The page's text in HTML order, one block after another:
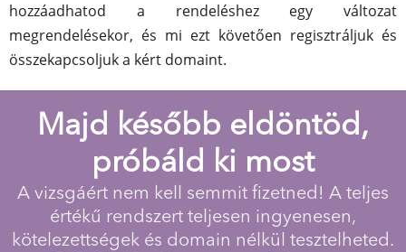
hozzáadhatod a rendeléshez egy változat
megrendelésekor, és mi ezt követően regisztráljuk és
összekapcsoljuk a kért domaint.
Majd később eldöntöd,
próbáld ki most
A vizsgáért nem kell semmit fizetned! A teljes
értékű rendszert teljesen ingyenesen,
kötelezettségek és domain nélkül tesztelheted.